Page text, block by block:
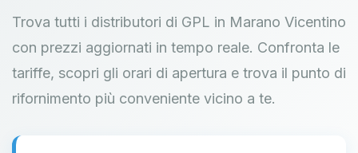
Trova tutti i distributori di GPL in Marano Vicentino
con prezzi aggiornati in tempo reale. Confronta le
tariffe, scopri gli orari di apertura e trova il punto di
rifornimento più conveniente vicino a te.